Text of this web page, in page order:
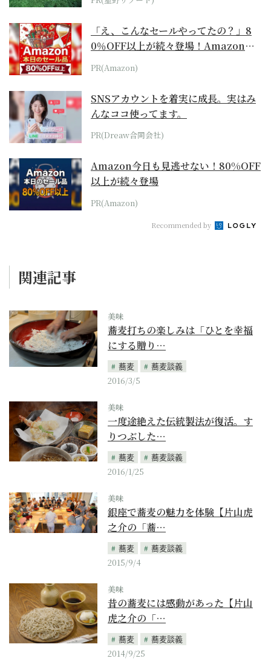
「え、こんなセールやってたの？」8
0％OFF以上が続々登場！Amazonの
本気が...
PR(Amazon)
SNSアカウントを着実に成長。実はみ
んなココ使ってます。
PR(Dreaw合同会社)
Amazon今日も見逃せない！80%OFF
以上が続々登場
PR(Amazon)
Recommended by
関連記事
美味
蕎麦打ちの楽しみは「ひとを幸福
にする贈り…
蕎麦
蕎麦談義
2016/3/5
美味
一度途絶えた伝統製法が復活。す
りつぶした…
蕎麦
蕎麦談義
2016/1/25
美味
銀座で蕎麦の魅力を体験【片山虎
之介の「蕎…
蕎麦
蕎麦談義
2015/9/4
美味
昔の蕎麦には感動があった【片山
虎之介の「…
蕎麦
蕎麦談義
2014/9/25